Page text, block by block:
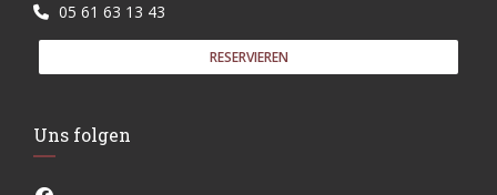
05 61 63 13 43
RESERVIEREN
Uns folgen